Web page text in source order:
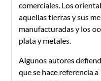
comerciales. Los
aquellas tierras y sus
manufacturadas y los
plata y metales.
Algunos autores
que se hace referencia a